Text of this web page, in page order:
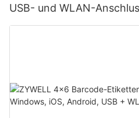
USB- und WLAN-